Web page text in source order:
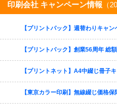
印刷会社 キャンペーン情報 （
【プリントパック】週替わりキャン
【プリントパック】創業56周年 総
【プリントネット】A4中綴じ冊子
【東京カラー印刷】無線綴じ価格